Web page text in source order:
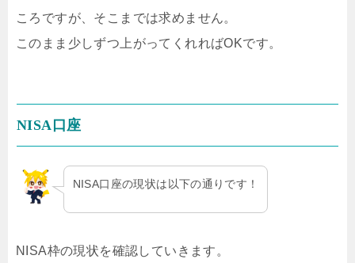
ころですが、そこまでは求めません。
このまま少しずつ上がってくれればOKです。
NISA口座
NISA口座の現状は以下の通りです！
NISA枠の現状を確認していきます。